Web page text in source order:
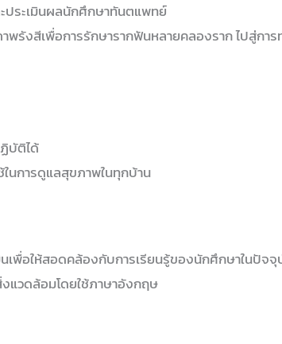
ประเมินผลนักศึกษาทันตแพทย์
พรังสีเพื่อการรักษารากฟันหลายคลองราก ไปสู่ก
บัติได้
นการดูแลสุขภาพในทุกบ้าน
เพื่อให้สอดคล้องกับการเรียนรู้ของนักศึกษาในปัจ
วดล้อมโดยใช้ภาษาอังกฤษ